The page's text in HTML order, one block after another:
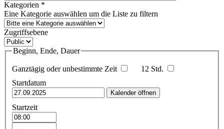
Kategorien *
Eine Kategorie auswählen um die Liste zu filtern
Zugriffsebene
Beginn, Ende, Dauer
Ganztägig oder unbestimmte Zeit
12 Std.
Startdatum
Kalender öffnen
Startzeit